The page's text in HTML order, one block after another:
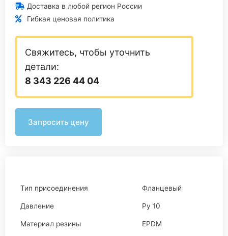
Доставка в любой регион России
Гибкая ценовая политика
Свяжитесь, чтобы уточнить
детали:
8 343 226 44 04
Запросить цену
Тип присоединения Фланцевый
Давление Ру 10
Материал резины EPDM